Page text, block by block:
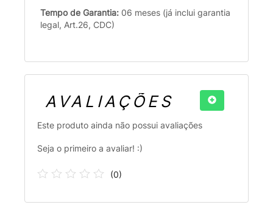
Tempo de Garantia: 06 meses (já inclui garantia
legal, Art.26, CDC)
AVALIAÇÕES
Este produto ainda não possui avaliações
Seja o primeiro a avaliar! :)
(0)